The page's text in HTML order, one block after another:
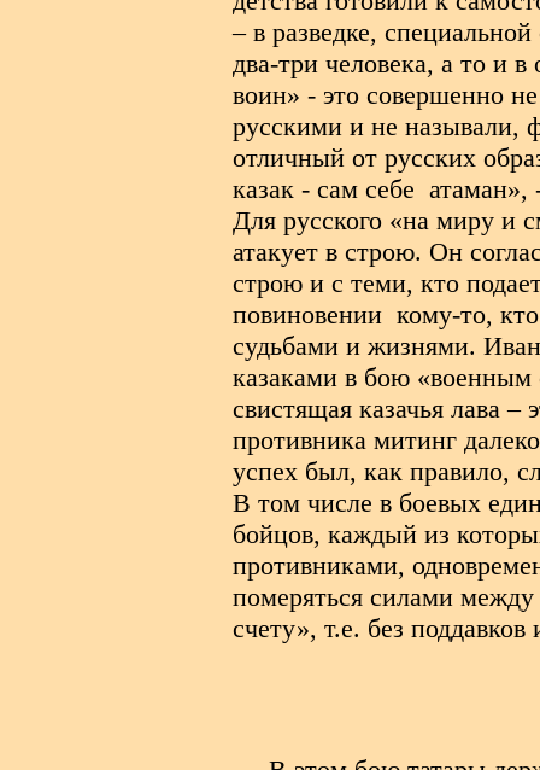
– в разведке,
два-три человека, а то и
воин» - это совершенно
русскими и не называли,
отличный от русских
казак - сам себе атаман»,
Для русского «на миру и
атакует в строю. Он
строю и с теми, кто
повиновении кому-то,
судьбами и жизнями.
казаками в бою «военным
свистящая казачья лава
противника митинг
успех был, как правило,
В том числе в боевых
бойцов, каждый из
противниками,
померяться силами
счету», т.е. без